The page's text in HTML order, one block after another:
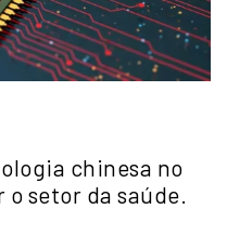
chinesa no
setor da saúde.